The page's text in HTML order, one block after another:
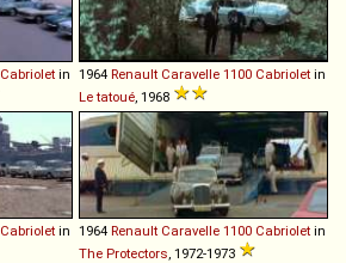
Cabriolet in 1964 Renault Caravelle 1100 Cabriolet in
Le tatoué , 1968
Cabriolet in 1964 Renault Caravelle 1100 Cabriolet in
The Protectors , 1972-1973